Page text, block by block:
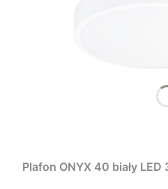
Plafon ONYX 40 biały